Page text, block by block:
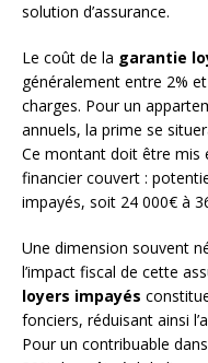
solution d’assurance.
Le coût de la garantie
généralement entre 2%
charges. Pour un
annuels, la prime se
Ce montant doit être mis
financier couvert :
impayés, soit 24 000€ à
Une dimension souvent
l’impact fiscal de cette
loyers impayés
fonciers, réduisant ainsi
Pour un contribuable